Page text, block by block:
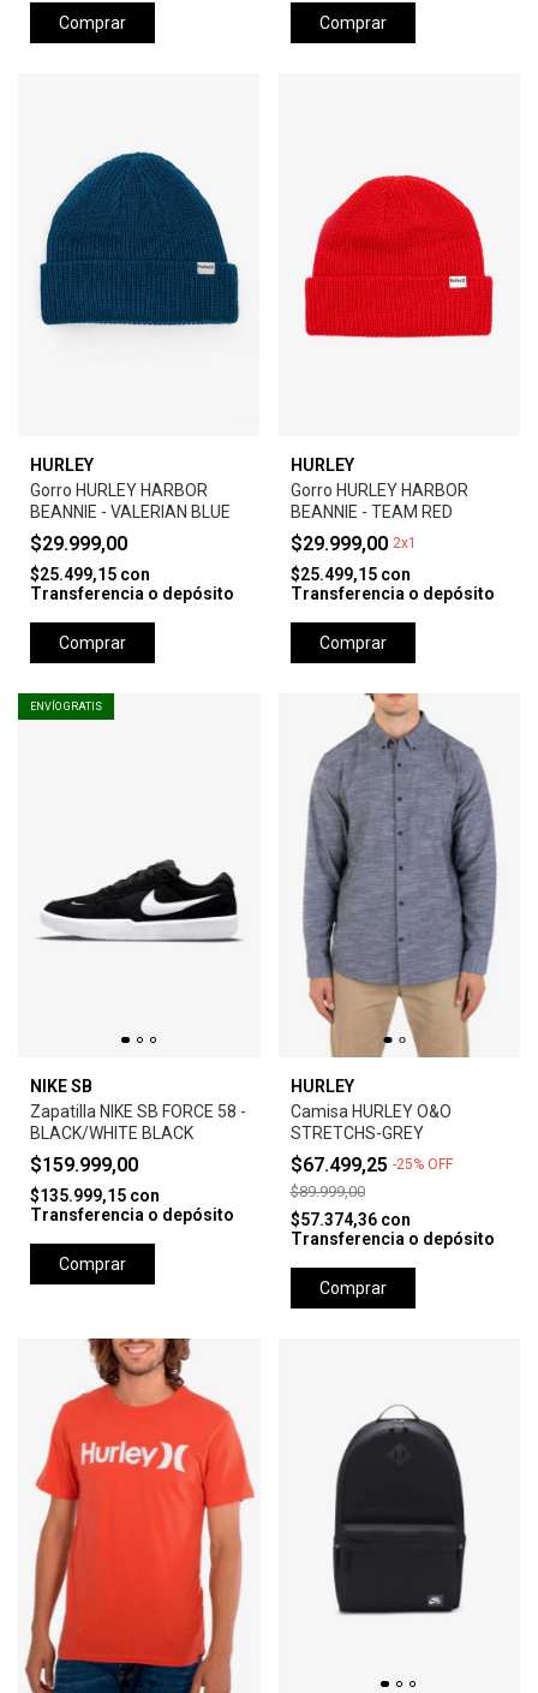
Comprar Comprar
HURLEY
Gorro HURLEY HARBOR
BEANNIE - VALERIAN BLUE
$29.999,00
$25.499,15 con
Transferencia o depósito
Comprar
HURLEY
Gorro HURLEY HARBOR
BEANNIE - TEAM RED
$29.999,00 2x1
$25.499,15 con
Transferencia o depósito
Comprar
ENVÍO GRATIS
NIKE SB
Zapatilla NIKE SB FORCE 58 -
BLACK/WHITE BLACK
$159.999,00
$135.999,15 con
Transferencia o depósito
Comprar
HURLEY
Camisa HURLEY O&O
STRETCHS-GREY
$67.499,25 -25% OFF
$89.999,00
$57.374,36 con
Transferencia o depósito
Comprar